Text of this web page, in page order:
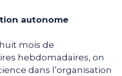
autonome
mois de
hebdomadaires, on
dans l’organisation